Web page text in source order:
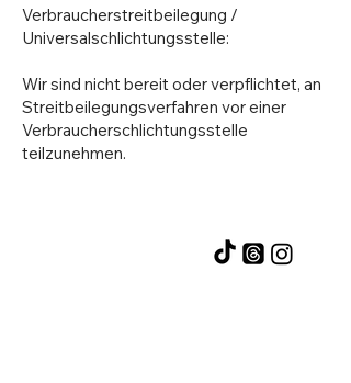
Verbraucherstreitbeilegung /
Universalschlichtungsstelle:
Wir sind nicht bereit oder verpflichtet, an
Streitbeilegungsverfahren vor einer
Verbraucherschlichtungsstelle
teilzunehmen.